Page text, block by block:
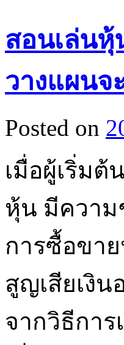
สอนเล่นหุ้
วางแผนจ
Posted on
เมื่อผู้เริ่ม
หุ้น มีความ
การซื้อขา
สูญเสียเงิ
จากวิธีกา